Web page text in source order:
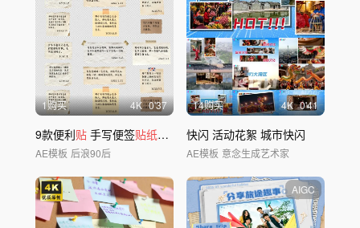
1购买 4K 0'37
9款便利贴 手写便签贴纸留言（透明底）
AE模板 后浪90后
14购买 4K 0'41
快闪 活动花絮 城市快闪
AE模板 意念生成艺术家
AIGC